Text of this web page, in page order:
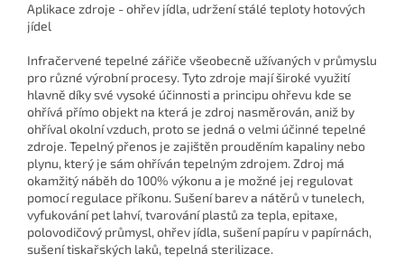
Aplikace zdroje - ohřev jídla, udržení stálé teploty hotových
jídel
Infračervené tepelné zářiče všeobecně užívaných v průmyslu
pro různé výrobní procesy. Tyto zdroje mají široké využití
hlavně díky své vysoké účinnosti a principu ohřevu kde se
ohřívá přímo objekt na která je zdroj nasměrován, aniž by
ohříval okolní vzduch, proto se jedná o velmi účinné tepelné
zdroje. Tepelný přenos je zajištěn prouděním kapaliny nebo
plynu, který je sám ohříván tepelným zdrojem. Zdroj má
okamžitý náběh do 100% výkonu a je možné jej regulovat
pomocí regulace příkonu. Sušení barev a nátěrů v tunelech,
vyfukování pet lahví, tvarování plastů za tepla, epitaxe,
polovodičový průmysl, ohřev jídla, sušení papíru v papírnách,
sušení tiskařských laků, tepelná sterilizace.